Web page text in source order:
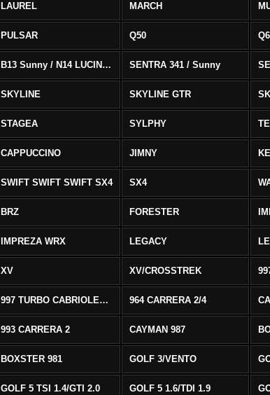
LAUREL MARCH
PULSAR Q50
B13 Sunny / N14 LUCINO / SENTRA 331 SENTRA 341 / Sunny
SKYLINE SKYLINE GTR
STAGEA SYLPHY
CAPPUCCINO JIMNY
SWIFT SWIFT SWIFT SX4 SX4
BRZ FORESTER
IMPREZA WRX LEGACY
XV XV/CROSSTREK
997 TURBO CABRIOLET AWD 964 CARRERA 2/4
993 CARRERA 2 CAYMAN 987
BOXSTER 981 GOLF 3/VENTO
GOLF 5 TSI 1.4/GTI 2.0 GOLF 5 1.6/TDI 1.9